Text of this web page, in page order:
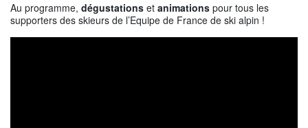
Au programme, dégustations et animations pour tous les
supporters des skieurs de l’Equipe de France de ski alpin !